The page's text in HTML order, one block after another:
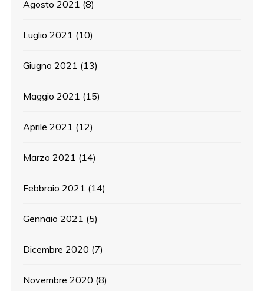
Agosto 2021 (8)
Luglio 2021 (10)
Giugno 2021 (13)
Maggio 2021 (15)
Aprile 2021 (12)
Marzo 2021 (14)
Febbraio 2021 (14)
Gennaio 2021 (5)
Dicembre 2020 (7)
Novembre 2020 (8)